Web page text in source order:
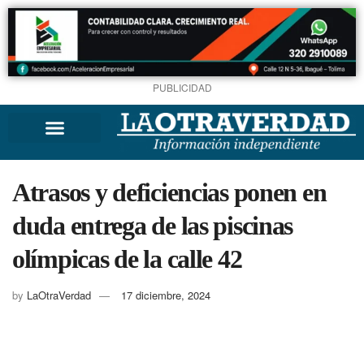
PUBLICIDAD
Atrasos y deficiencias ponen en
duda entrega de las piscinas
olímpicas de la calle 42
by LaOtraVerdad 17 diciembre, 2024